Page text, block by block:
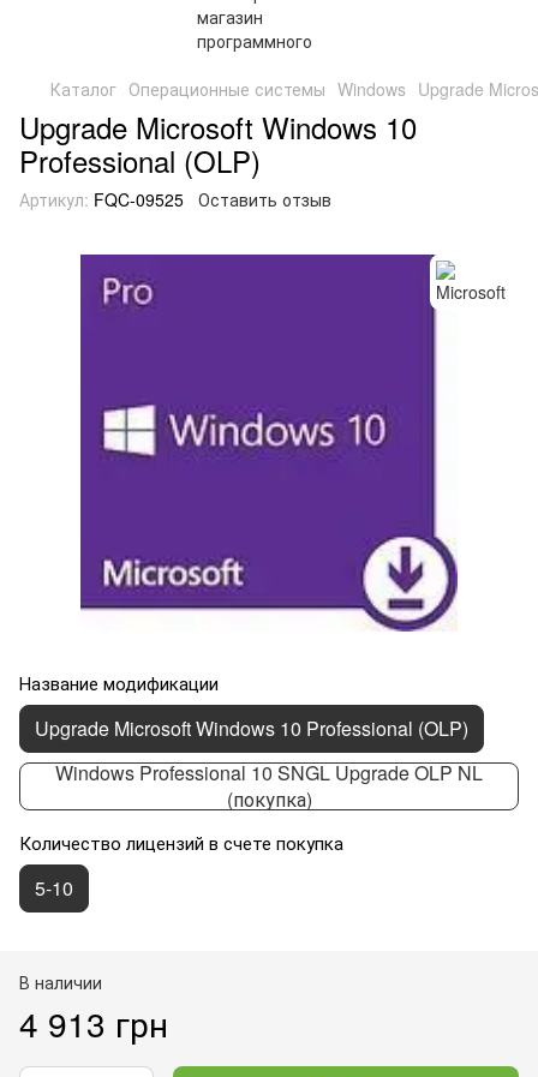
Каталог Операционные системы Windows Upgrade
Upgrade Microsoft Windows 10
Professional (OLP)
Артикул: FQC-09525 Оставить отзыв
Название модификации
Upgrade Microsoft Windows 10 Professional (OLP)
Windows Professional 10 SNGL Upgrade OLP NL
(покупка)
Количество лицензий в счете покупка
5-10
В наличии
4 913 грн